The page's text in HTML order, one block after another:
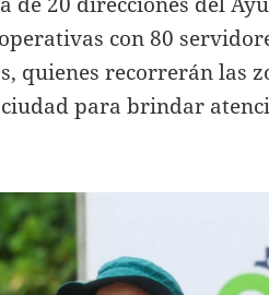
con 80
quienes recorrerán las
para brindar